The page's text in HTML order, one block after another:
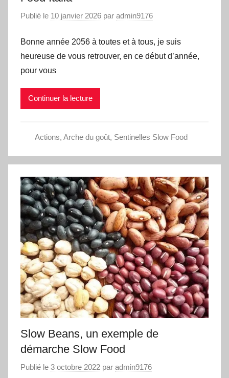
Publié le 10 janvier 2026 par admin9176
Bonne année 2056 à toutes et à tous, je suis
heureuse de vous retrouver, en ce début d’année,
pour vous
Continuer la lecture
Actions, Arche du goût, Sentinelles Slow Food
Slow Beans, un exemple de
démarche Slow Food
Publié le 3 octobre 2022 par admin9176